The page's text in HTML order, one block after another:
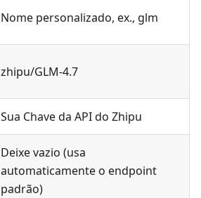
Nome personalizado, ex., glm
zhipu/GLM-4.7
Sua Chave da API do Zhipu
Deixe vazio (usa
automaticamente o endpoint
padrão)